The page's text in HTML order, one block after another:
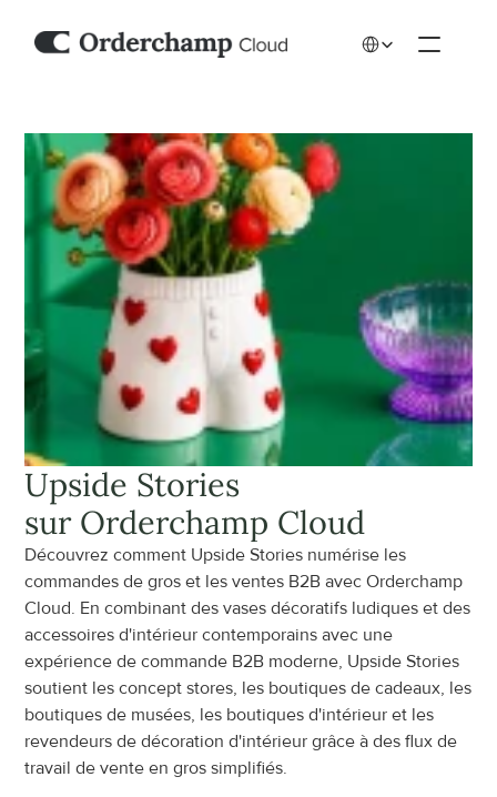
Upside Stories
sur Orderchamp Cloud
Découvrez comment Upside Stories numérise les
commandes de gros et les ventes B2B avec Orderchamp
Cloud. En combinant des vases décoratifs ludiques et des
accessoires d'intérieur contemporains avec une
expérience de commande B2B moderne, Upside Stories
soutient les concept stores, les boutiques de cadeaux, les
boutiques de musées, les boutiques d'intérieur et les
revendeurs de décoration d'intérieur grâce à des flux de
travail de vente en gros simplifiés.